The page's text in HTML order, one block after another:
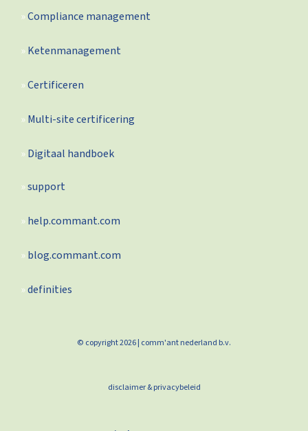
Compliance management
Ketenmanagement
Certificeren
Multi-site certificering
Digitaal handboek
support
help.commant.com
blog.commant.com
definities
© copyright 2026 | comm'ant nederland b.v.
disclaimer & privacybeleid